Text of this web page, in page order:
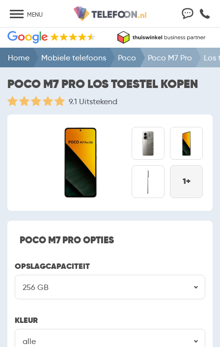
MENU
Home Mobiele telefoons Poco Poco M7 Pro Los
POCO M7 PRO LOS TOESTEL KOPEN
9.1 Uitstekend
1+
POCO M7 PRO OPTIES
OPSLAGCAPACITEIT
256 GB
KLEUR
alle